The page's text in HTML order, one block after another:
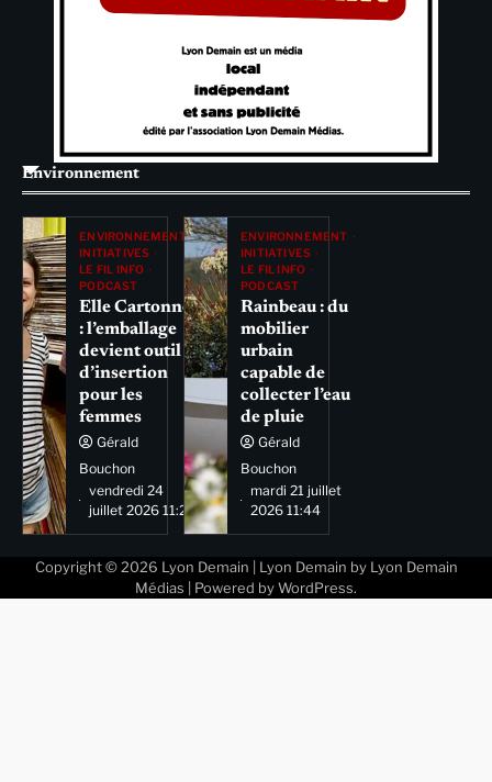
Environnement
ENVIRONNEMENT
INITIATIVES
LE FIL INFO
PODCAST
Elle Cartonne
: l’emballage
devient outil
d’insertion
pour les
femmes
Gérald
Bouchon
vendredi 24
juillet 2026 11:29
ENVIRONNEMENT
INITIATIVES
LE FIL INFO
PODCAST
Rainbeau : du
mobilier
urbain
capable de
collecter l’eau
de pluie
Gérald
Bouchon
mardi 21 juillet
2026 11:44
Copyright © 2026 Lyon Demain | Lyon Demain by Lyon Demain
Médias | Powered by WordPress.